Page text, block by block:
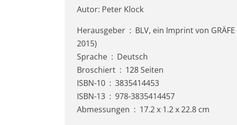
Autor: Peter Klock
Herausgeber ‏ : ‎ BLV, ein Imprint von GRÄFE UND UNZER Verlag GmbH; 3. Edition (7. September
2015)
Sprache ‏ : ‎ Deutsch
Broschiert ‏ : ‎ 128 Seiten
ISBN-10 ‏ : ‎ 3835414453
ISBN-13 ‏ : ‎ 978-3835414457
Abmessungen ‏ : ‎ 17.2 x 1.2 x 22.8 cm